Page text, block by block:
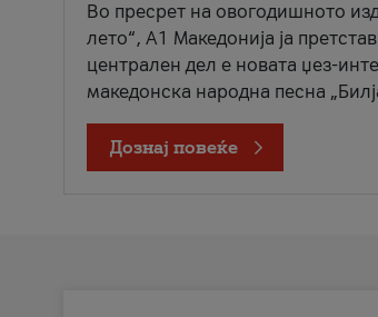
Во пресрет на овогодишното
лето“, А1 Македонија ја
централен дел е новата џез-
македонска народна песна
Дознај повеќе